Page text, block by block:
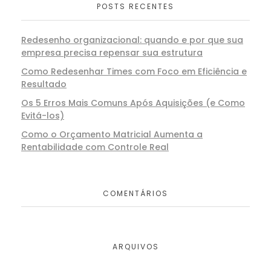
POSTS RECENTES
Redesenho organizacional: quando e por que sua
empresa precisa repensar sua estrutura
Como Redesenhar Times com Foco em Eficiência e
Resultado
Os 5 Erros Mais Comuns Após Aquisições (e Como
Evitá-los)
Como o Orçamento Matricial Aumenta a
Rentabilidade com Controle Real
COMENTÁRIOS
ARQUIVOS